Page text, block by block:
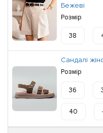
Бежеві
Розмір
38
Сандалі
Розмір
36
40